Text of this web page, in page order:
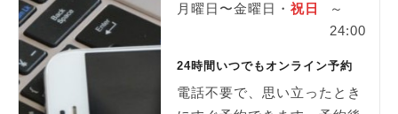
月曜日〜金曜日・ 祝日
～
24:00
24時間いつでもオンライン予約
電話不要で、思い立ったとき